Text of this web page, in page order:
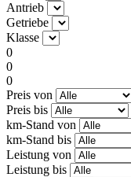
Antrieb
Getriebe
Klasse
0
0
0
Preis von
Preis bis
km-Stand von
km-Stand bis
Leistung von
Leistung bis